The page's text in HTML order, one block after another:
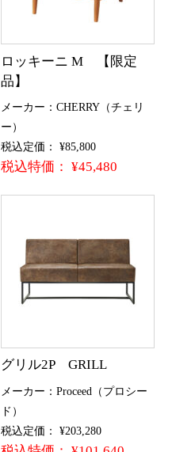
ロッキーニ M 【限定
品】
メーカー：CHERRY（チェリ
ー）
税込定価： ¥85,800
税込特価： ¥45,480
グリル2P GRILL
メーカー：Proceed（プロシー
ド）
税込定価： ¥203,280